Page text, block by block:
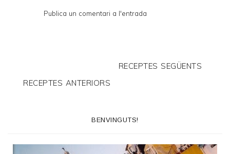
Publica un comentari a l'entrada
RECEPTES SEGÜENTS
RECEPTES ANTERIORS
BENVINGUTS!